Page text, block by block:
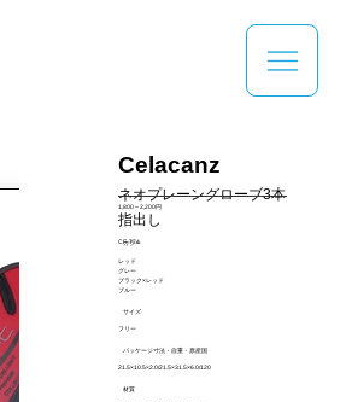
Celacanz
ネオプレーングローブ3本
指出し
CF-774
1,800～2,200円
カラー
レッド
グレー
ブラック×レッド
ブルー
サイズ
フリー
パッケージ寸法・自重・原産国
21.5×10.5×2.0/21.5×31.5×6.0/120
材質